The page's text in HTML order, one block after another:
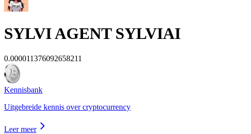
SYLVI AGENT SYLVIAI
0.000011376092658211
Kennisbank
Uitgebreide kennis over cryptocurrency
Leer meer